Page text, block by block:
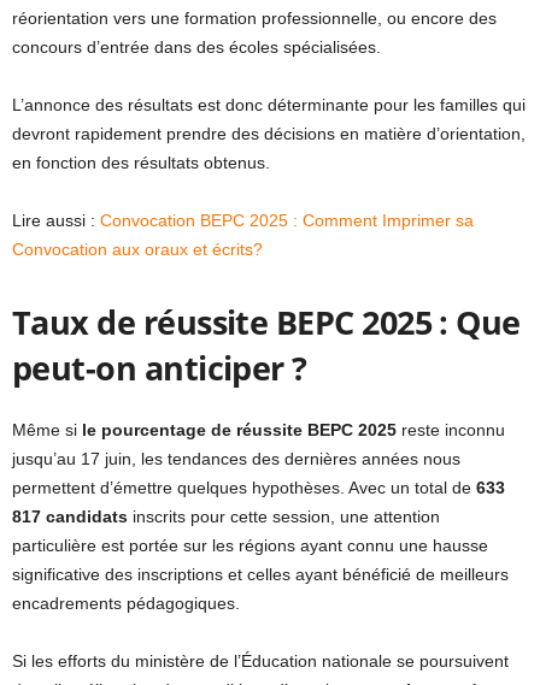
réorientation vers une formation professionnelle, ou encore des
concours d’entrée dans des écoles spécialisées.
L’annonce des résultats est donc déterminante pour les familles qui
devront rapidement prendre des décisions en matière d’orientation,
en fonction des résultats obtenus.
Lire aussi : Convocation BEPC 2025 : Comment Imprimer sa
Convocation aux oraux et écrits?
Taux de réussite BEPC 2025 : Que
peut-on anticiper ?
Même si le pourcentage de réussite BEPC 2025 reste inconnu
jusqu’au 17 juin, les tendances des dernières années nous
permettent d’émettre quelques hypothèses. Avec un total de 633
817 candidats inscrits pour cette session, une attention
particulière est portée sur les régions ayant connu une hausse
significative des inscriptions et celles ayant bénéficié de meilleurs
encadrements pédagogiques.
Si les efforts du ministère de l’Éducation nationale se poursuivent